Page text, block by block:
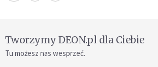
Tworzymy DEON.pl dla Ciebie
Tu możesz nas wesprzeć.